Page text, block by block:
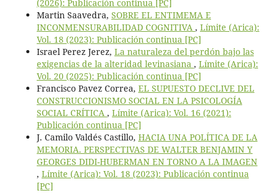
(2026): Publicación continua [PC]
Martin Saavedra, SOBRE EL ENTIMEMA E
INCONMENSURABILIDAD COGNITIVA , Límite (Arica):
Vol. 18 (2023): Publicación continua [PC]
Israel Perez Jerez, La naturaleza del perdón bajo las
exigencias de la alteridad levinasiana , Límite (Arica):
Vol. 20 (2025): Publicación continua [PC]
Francisco Pavez Correa, EL SUPUESTO DECLIVE DEL
CONSTRUCCIONISMO SOCIAL EN LA PSICOLOGÍA
SOCIAL CRÍTICA , Límite (Arica): Vol. 16 (2021):
Publicación continua [PC]
J. Camilo Valdés Castillo, HACIA UNA POLÍTICA DE LA
MEMORIA. PERSPECTIVAS DE WALTER BENJAMIN Y
GEORGES DIDI-HUBERMAN EN TORNO A LA IMAGEN
, Límite (Arica): Vol. 18 (2023): Publicación continua
[PC]